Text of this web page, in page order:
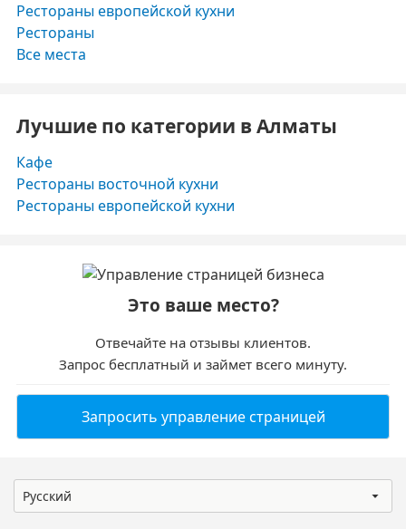
Рестораны европейской кухни
Рестораны
Все места
Лучшие по категории в Алматы
Кафе
Рестораны восточной кухни
Рестораны европейской кухни
Это ваше место?
Отвечайте на отзывы клиентов.
Запрос бесплатный и займет всего минуту.
Запросить управление страницей
Русский